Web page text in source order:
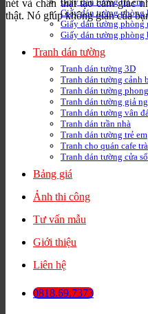
Giấy dán tường phòng
Giấy dán tường phòng
Giấy dán tường phòng
Tranh dán tường
Tranh dán tường 3D
Tranh dán tường cảnh
Tranh dán tường
Tranh dán tường giả
Tranh dán tường vân
Tranh dán trần nhà
Tranh dán tường trẻ em
Tranh cho quán cafe
Tranh dán tường cửa sổ
Bảng giá
Ảnh thi công
Tư vấn mẫu
Giới thiệu
Liên hệ
0818.69.7373
nét và chân thật tạo cảm giác
thật. Nó giúp không gian của